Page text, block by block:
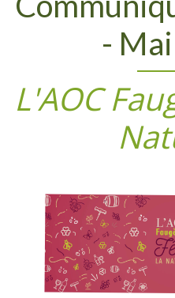
-
L'AOC